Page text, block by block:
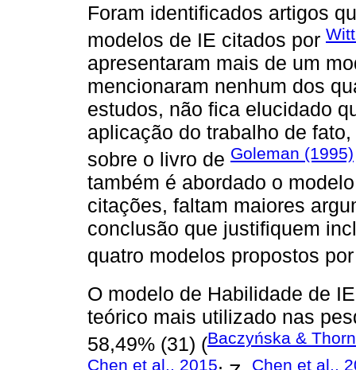
Foram identificados artigos
modelos de IE citados por
apresentaram mais de um
mencionaram nenhum dos
estudos, não fica elucidado
aplicação do trabalho de
sobre o livro de Goleman (1995)
também é abordado o
citações, faltam maiores
conclusão que justifiquem
quatro modelos propostos
O modelo de Habilidade de
teórico mais utilizado nas
58,49% (31) (Baczyńska &
Chen et al., 2015
Chen et al.,